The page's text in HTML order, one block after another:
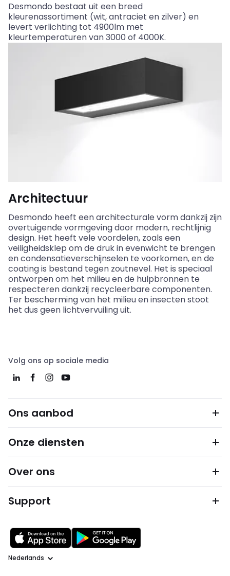
Desmondo bestaat uit een breed
kleurenassortiment (wit, antraciet en zilver) en
levert verlichting tot 4900lm met
kleurtemperaturen van 3000 of 4000K.
Architectuur
Desmondo heeft een architecturale vorm dankzij zijn
overtuigende vormgeving door modern, rechtlijnig
design. Het heeft vele voordelen, zoals een
veiligheidsklep om de druk in evenwicht te brengen
en condensatieverschijnselen te voorkomen, en de
coating is bestand tegen zoutnevel. Het is speciaal
ontworpen om het milieu en de hulpbronnen te
respecteren dankzij recycleerbare componenten.
Ter bescherming van het milieu en insecten stoot
het dus geen lichtvervuiling uit.
Volg ons op sociale media
Ons aanbod
Onze diensten
Over ons
Support
Taal